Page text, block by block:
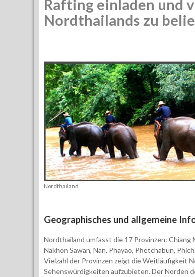
Rafting einladen und
Nordthailands zu
Nordthailand
Geographisches und allgemeine
Nordthailand umfasst die 17 Provinzen: Chiang
Nakhon Sawan, Nan, Phayao, Phetchabun,
Vielzahl der Provinzen zeigt die Weitläufigkeit
Sehenswürdigkeiten aufzubieten. Der Norden